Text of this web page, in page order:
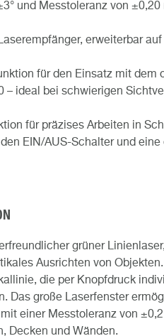
und Messtoleranz von
erweiterbar
für den Einsatz mit dem
– ideal bei schwierigen
für präzises Arbeiten in
EIN/AUS-Schalter und eine
grüner
Ausrichten von
die per Knopfdruck
Das große Laserfenster
einer Messtoleranz von
Decken und Wänden.